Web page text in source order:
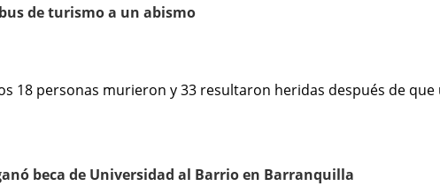
de turismo a un abismo
personas murieron y 33 resultaron heridas después de
beca de Universidad al Barrio en Barranquilla